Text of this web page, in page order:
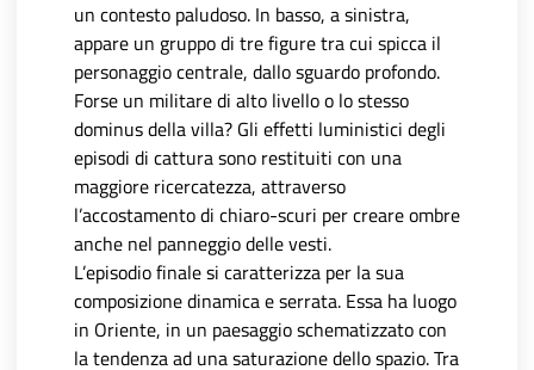
un contesto paludoso. In basso, a sinistra,
appare un gruppo di tre figure tra cui spicca il
personaggio centrale, dallo sguardo profondo.
Forse un militare di alto livello o lo stesso
dominus della villa? Gli effetti luministici degli
episodi di cattura sono restituiti con una
maggiore ricercatezza, attraverso
l’accostamento di chiaro-scuri per creare ombre
anche nel panneggio delle vesti.
L’episodio finale si caratterizza per la sua
composizione dinamica e serrata. Essa ha luogo
in Oriente, in un paesaggio schematizzato con
la tendenza ad una saturazione dello spazio. Tra